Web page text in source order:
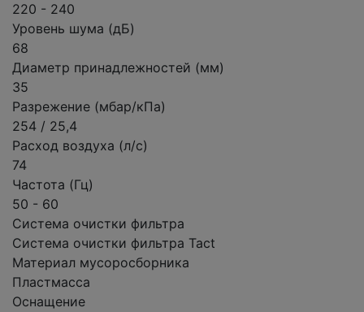
220 - 240
Уровень шума (дБ)
68
Диаметр принадлежностей (мм)
35
Разрежение (мбар/кПа)
254 / 25,4
Расход воздуха (л/с)
74
Частота (Гц)
50 - 60
Система очистки фильтра
Система очистки фильтра Tact
Материал мусоросборника
Пластмасса
Оснащение